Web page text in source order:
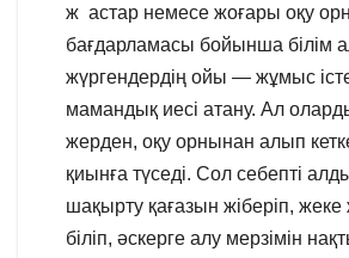
ж астар немесе жоғары оқу
бағдарламасы бойынша білім
жүргендердің ойы — жұмыс
мамандық иесі атану. Ал
жерден, оқу орнынан алып
қиынға түседі. Сол себепті
шақырту қағазын жіберіп,
біліп, әскерге алу мерзімін